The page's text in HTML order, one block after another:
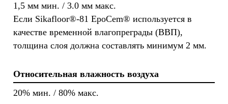
1,5 мм мин. / 3.0 мм макс.
Если Sikafloor®-81 EpoCem® используется в
качестве временной влагопреграды (ВВП),
толщина слоя должна составлять минимум 2 мм.
Относительная влажность воздуха
20% мин. / 80% макс.